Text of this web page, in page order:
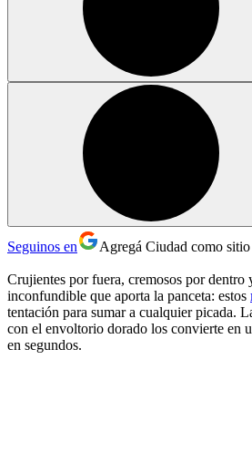
Seguinos en Agregá Ciudad como
Crujientes por fuera, cremosos por dentro
inconfundible que aporta la panceta: estos
tentación para sumar a cualquier picada.
con el envoltorio dorado los convierte en
en segundos.